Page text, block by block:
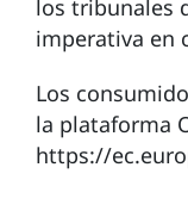
los tribunales
imperativa en
Los
la plataforma
https://